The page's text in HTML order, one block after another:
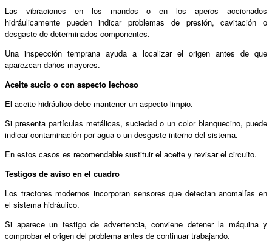
Las vibraciones en los mandos o en los aperos accionados
hidráulicamente pueden indicar problemas de presión, cavitación o
desgaste de determinados componentes.
Una inspección temprana ayuda a localizar el origen antes de que
aparezcan daños mayores.
Aceite sucio o con aspecto lechoso
El aceite hidráulico debe mantener un aspecto limpio.
Si presenta partículas metálicas, suciedad o un color blanquecino, puede
indicar contaminación por agua o un desgaste interno del sistema.
En estos casos es recomendable sustituir el aceite y revisar el circuito.
Testigos de aviso en el cuadro
Los tractores modernos incorporan sensores que detectan anomalías en
el sistema hidráulico.
Si aparece un testigo de advertencia, conviene detener la máquina y
comprobar el origen del problema antes de continuar trabajando.